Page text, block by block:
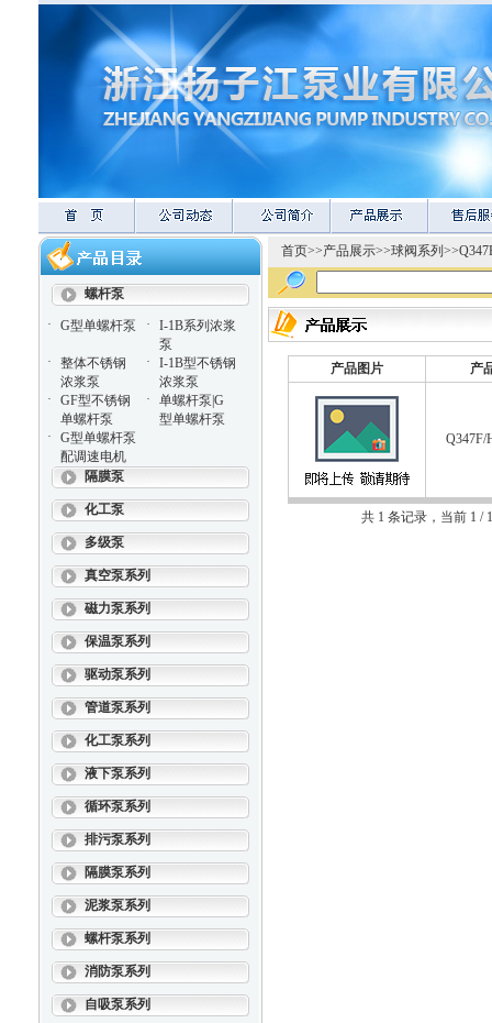
螺杆泵
·
G型单螺杆泵 ·
I-1B系列浓浆
泵
·
整体不锈钢
浓浆泵
·
I-1B型不锈钢
浓浆泵
·
GF型不锈钢
单螺杆泵
·
单螺杆泵|G
型单螺杆泵
·
G型单螺杆泵
配调速电机
隔膜泵
化工泵
多级泵
真空泵系列
磁力泵系列
保温泵系列
驱动泵系列
管道泵系列
化工泵系列
液下泵系列
循环泵系列
排污泵系列
隔膜泵系列
泥浆泵系列
螺杆泵系列
消防泵系列
自吸泵系列
首页>>产品展示>>球阀系列 >>
产品图片 产
Q347F/
共 1 条记录，当前 1